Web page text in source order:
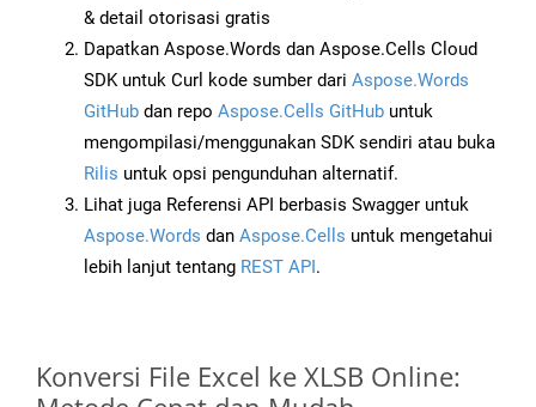
& detail otorisasi gratis
Dapatkan Aspose.Words dan Aspose.Cells Cloud
SDK untuk Curl kode sumber dari Aspose.Words
GitHub dan repo Aspose.Cells GitHub untuk
mengompilasi/menggunakan SDK sendiri atau buka
Rilis untuk opsi pengunduhan alternatif.
Lihat juga Referensi API berbasis Swagger untuk
Aspose.Words dan Aspose.Cells untuk mengetahui
lebih lanjut tentang REST API.
Konversi File Excel ke XLSB Online: